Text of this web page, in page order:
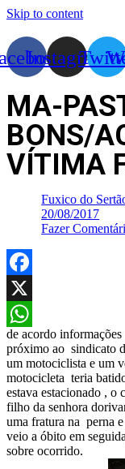
Skip to content
Instagram
MA-
BONS/
VÍTIMA
Fuxico do
20/08/2017
Fazer
Facebook
X
WhatsApp
de acordo
próximo ao sindicato
um motociclista e um
motocicleta teria
estava estacionado ,
filho da senhora
uma fratura na perna
veio a óbito em
sobre ocorrido.